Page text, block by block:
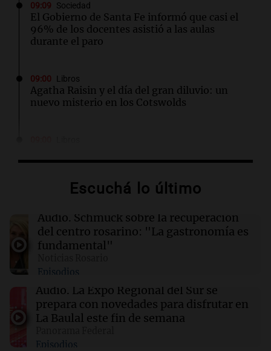
09:09 Sociedad
El Gobierno de Santa Fe informó que casi el
96% de los docentes asistió a las aulas
durante el paro
09:00 Libros
Agatha Raisin y el día del gran diluvio: un
nuevo misterio en los Cotswolds
perdida y un oscuro secreto familiar
El manuscrito de las almas: un viaje a los
secretos del pasado en Escocia
Punto muerto: un viaje al abismo de la
traición y la violencia
09:00 Libros
tren real
Escuchá lo último
Audio. Schmuck sobre la recuperación
del centro rosarino: "La gastronomía es
fundamental"
Episodios
Audio. La Expo Regional del Sur se
prepara con novedades para disfrutar en
La Baulal este fin de semana
Episodios